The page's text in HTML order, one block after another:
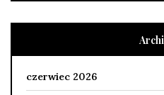
czerwiec 2026